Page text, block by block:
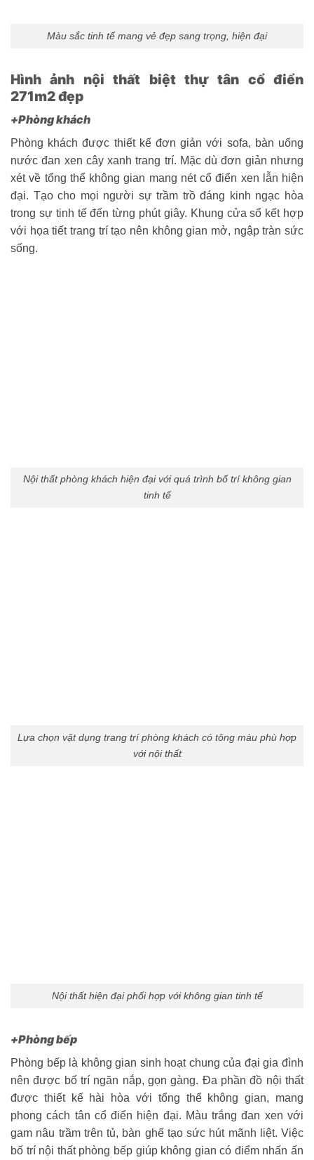
Màu sắc tinh tế mang vẻ đẹp sang trọng, hiện đại
Hình ảnh nội thất biệt thự tân cổ điển
271m2 đẹp
+Phòng khách
Phòng khách được thiết kế đơn giản với sofa, bàn uống
nước đan xen cây xanh trang trí. Mặc dù đơn giản nhưng
xét về tổng thể không gian mang nét cổ điển xen lẫn hiện
đại. Tạo cho mọi người sự trầm trồ đáng kinh ngạc hòa
trong sự tinh tế đến từng phút giây. Khung cửa sổ kết hợp
với họa tiết trang trí tạo nên không gian mở, ngập tràn sức
sống.
Nội thất phòng khách hiện đại với quá trình bố trí không gian
tinh tế
Lựa chọn vật dụng trang trí phòng khách có tông màu phù hợp
với nội thất
Nội thất hiện đại phối hợp với không gian tinh tế
+Phòng bếp
Phòng bếp là không gian sinh hoạt chung của đại gia đình
nên được bố trí ngăn nắp, gọn gàng. Đa phần đồ nội thất
được thiết kế hài hòa với tổng thể không gian, mang
phong cách tân cổ điển hiện đại. Màu trắng đan xen với
gam nâu trầm trên tủ, bàn ghế tạo sức hút mãnh liệt. Việc
bố trí nội thất phòng bếp giúp không gian có điểm nhấn ấn